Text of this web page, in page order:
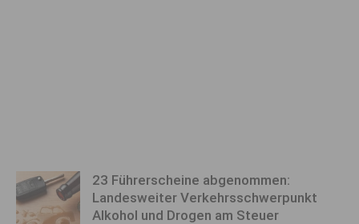
23 Führerscheine abgenommen:
Landesweiter Verkehrsschwerpunkt
Alkohol und Drogen am Steuer